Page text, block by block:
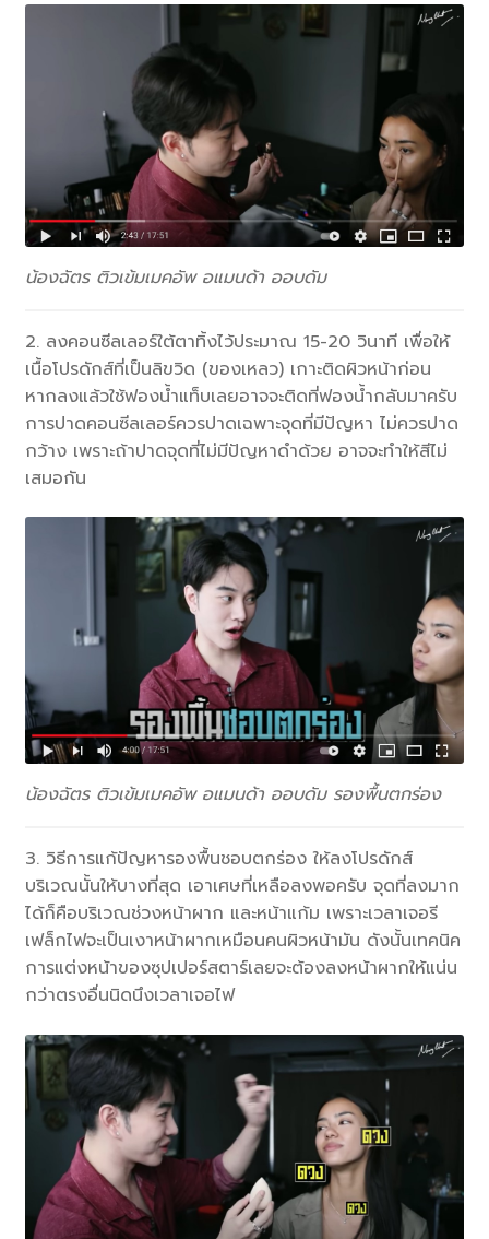
น้องฉัตร ติวเข้มเมคอัพ อแมนด้า ออบดัม
2. ลงคอนซีลเลอร์ใต้ตาทิ้งไว้ประมาณ 15-20 วินาที เพื่อให้
เนื้อโปรดักส์ที่เป็นลิขวิด (ของเหลว) เกาะติดผิวหน้าก่อน
หากลงแล้วใช้ฟองน้ำแท็บเลยอาจจะติดที่ฟองน้ำกลับมาครับ
การปาดคอนซีลเลอร์ควรปาดเฉพาะจุดที่มีปัญหา ไม่ควรปาด
กว้าง เพราะถ้าปาดจุดที่ไม่มีปัญหาดำด้วย อาจจะทำให้สีไม่
เสมอกัน
น้องฉัตร ติวเข้มเมคอัพ อแมนด้า ออบดัม รองพื้นตกร่อง
3. วิธีการแก้ปัญหารองพื้นชอบตกร่อง ให้ลงโปรดักส์
บริเวณนั้นให้บางที่สุด เอาเศษที่เหลือลงพอครับ จุดที่ลงมาก
ได้ก็คือบริเวณช่วงหน้าผาก และหน้าแก้ม เพราะเวลาเจอรี
เฟล็กไฟจะเป็นเงาหน้าผากเหมือนคนผิวหน้ามัน ดังนั้นเทคนิค
การแต่งหน้าของซุปเปอร์สตาร์เลยจะต้องลงหน้าผากให้แน่น
กว่าตรงอื่นนิดนึงเวลาเจอไฟ